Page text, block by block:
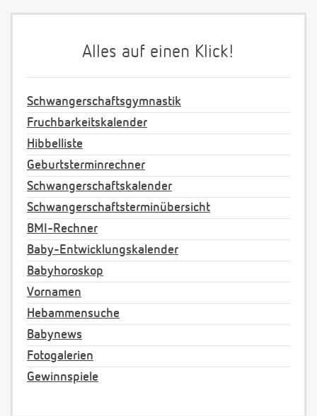
Alles auf einen Klick!
Schwangerschaftsgymnastik
Fruchbarkeitskalender
Hibbelliste
Geburtsterminrechner
Schwangerschaftskalender
Schwangerschaftsterminübersicht
BMI-Rechner
Baby-Entwicklungskalender
Babyhoroskop
Vornamen
Hebammensuche
Babynews
Fotogalerien
Gewinnspiele